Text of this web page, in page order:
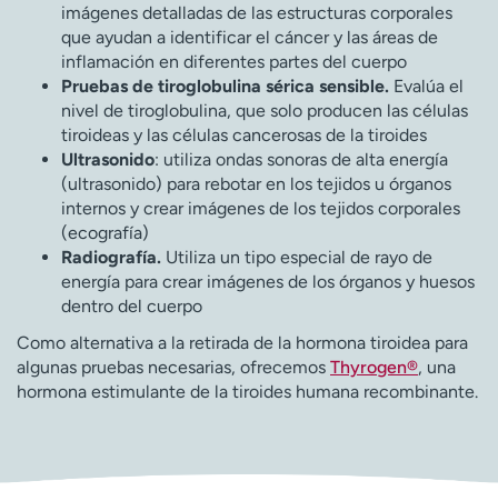
imágenes detalladas de las estructuras corporales
que ayudan a identificar el cáncer y las áreas de
inflamación en diferentes partes del cuerpo
Pruebas de tiroglobulina sérica sensible. Evalúa el
nivel de tiroglobulina, que solo producen las células
tiroideas y las células cancerosas de la tiroides
Ultrasonido: utiliza ondas sonoras de alta energía
(ultrasonido) para rebotar en los tejidos u órganos
internos y crear imágenes de los tejidos corporales
(ecografía)
Radiografía. Utiliza un tipo especial de rayo de
energía para crear imágenes de los órganos y huesos
dentro del cuerpo
Como alternativa a la retirada de la hormona tiroidea para
algunas pruebas necesarias, ofrecemos Thyrogen®, una
hormona estimulante de la tiroides humana recombinante.